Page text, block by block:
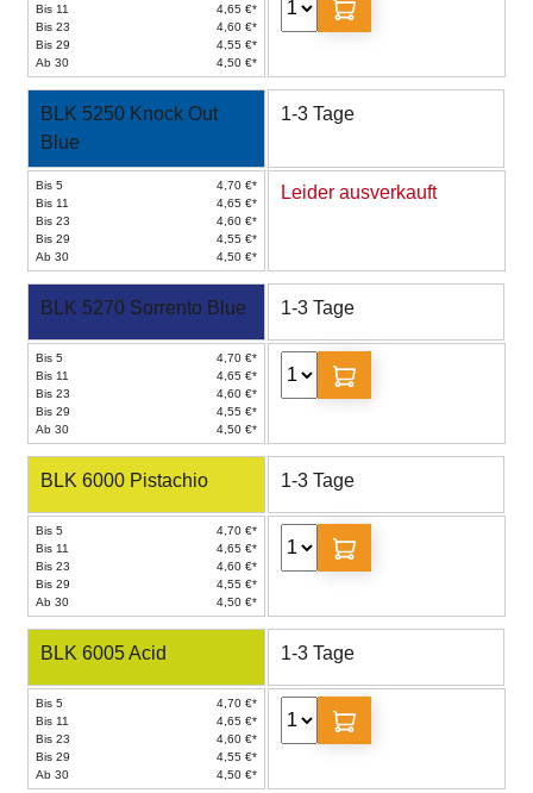
Bis 11
4,65 €*
Bis 23
4,60 €*
Bis 29
4,55 €*
Ab 30
4,50 €*
BLK 5250 Knock Out
Blue
1-3 Tage
Bis 5
4,70 €*
Bis 11
4,65 €*
Bis 23
4,60 €*
Bis 29
4,55 €*
Ab 30
4,50 €*
Leider ausverkauft
BLK 5270 Sorrento Blue 1-3 Tage
Bis 5
4,70 €*
Bis 11
4,65 €*
Bis 23
4,60 €*
Bis 29
4,55 €*
Ab 30
4,50 €*
BLK 6000 Pistachio 1-3 Tage
Bis 5
4,70 €*
Bis 11
4,65 €*
Bis 23
4,60 €*
Bis 29
4,55 €*
Ab 30
4,50 €*
BLK 6005 Acid 1-3 Tage
Bis 5
4,70 €*
Bis 11
4,65 €*
Bis 23
4,60 €*
Bis 29
4,55 €*
Ab 30
4,50 €*